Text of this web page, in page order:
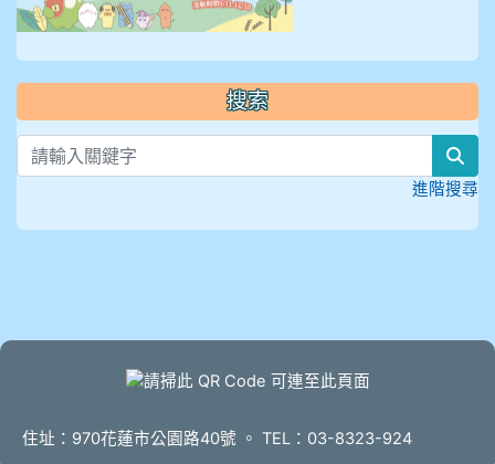
搜索
進階搜尋
住址：970花蓮市公園路40號 。 TEL：03-8323-924